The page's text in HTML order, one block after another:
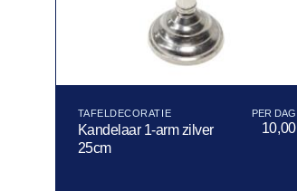
TAFELDECORATIE
Kandelaar 1-arm zilver
25cm
10,00